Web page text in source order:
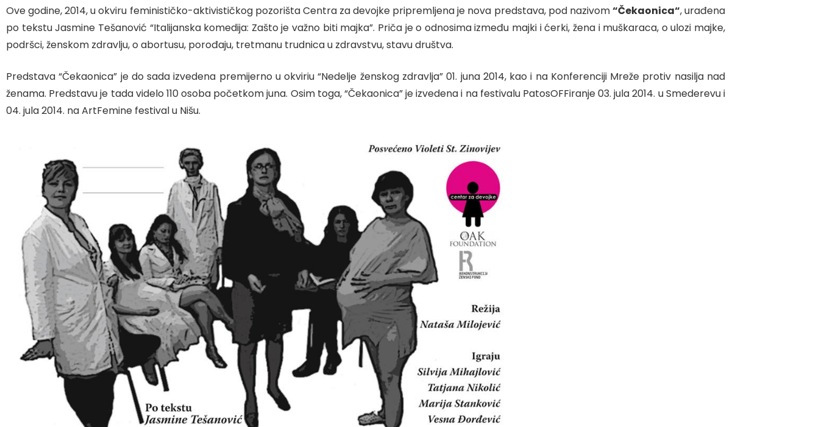
Ove godine, 2014, u okviru feminističko-aktivističkog pozorišta Centra za devojke pripremljena je nova predstava, pod nazivom“Čekaonica“, urađena
po tekstu Jasmine Tešanović “Italijanska komedija: Zašto je važno biti majka”. Priča je o odnosima između majki i ćerki, žena i muškaraca, o ulozi majke,
podršci, ženskom zdravlju, o abortusu, porođaju, tretmanu trudnica u zdravstvu, stavu društva.
Predstava “Čekaonica” je do sada izvedena premijerno u okviriu “Nedelje ženskog zdravlja” 01. juna 2014, kao i naKonferenciji Mreže protiv nasilja nad
ženama. Predstavu je tada videlo 110 osoba početkom juna. Osim toga, “Čekaonica” je izvedena i na festivalu PatosOFFiranje 03. jula 2014. u Smederevu i
04. jula 2014. na ArtFemine festival u Nišu.